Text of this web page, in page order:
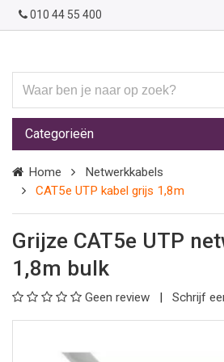
010 44 55 400
ben
je
naar
op
zoek?
Categorieën
Home
Netwerkkabels
CAT5e UTP kabel grijs 1,8m
Grijze CAT5e UTP
1,8m bulk
Geen review Schrijf